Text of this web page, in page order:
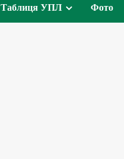
Таблиця УПЛ Фото